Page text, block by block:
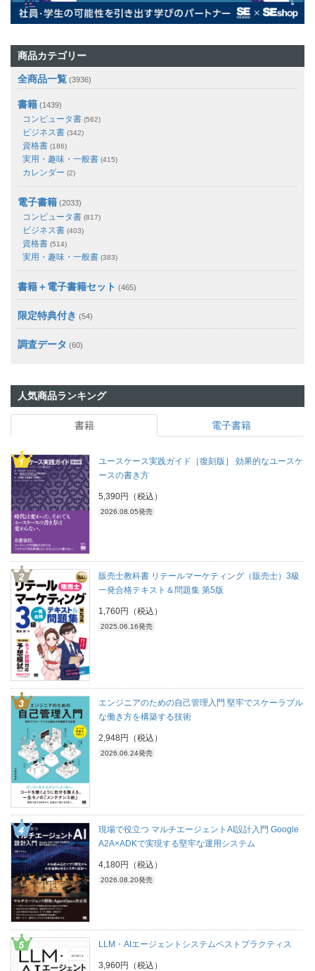
商品カテゴリー
全商品一覧 (3936)
書籍 (1439)
コンピュータ書 (562)
ビジネス書 (342)
資格書 (186)
実用・趣味・一般書 (415)
カレンダー (2)
電子書籍 (2033)
コンピュータ書 (817)
ビジネス書 (403)
資格書 (514)
実用・趣味・一般書 (383)
書籍＋電子書籍セット (465)
限定特典付き (54)
調査データ (60)
人気商品ランキング
書籍 電子書籍
ユースケース実践ガイド［復刻版］ 効果的なユースケ
ースの書き方
5,390円（税込）
2026.08.05発売
販売士教科書 リテールマーケティング（販売士）3級
一発合格テキスト＆問題集 第5版
1,760円（税込）
2025.06.16発売
エンジニアのための自己管理入門 堅牢でスケーラブル
な働き方を構築する技術
2,948円（税込）
2026.06.24発売
現場で役立つ マルチエージェントAI設計入門 Google
A2A×ADKで実現する堅牢な運用システム
4,180円（税込）
2026.08.20発売
LLM・AIエージェントシステムベストプラクティス
3,960円（税込）